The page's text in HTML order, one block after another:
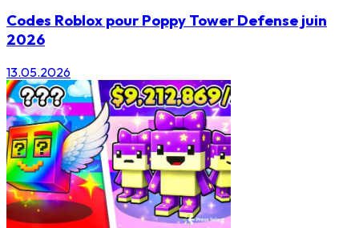
Codes Roblox pour Poppy Tower Defense juin
2026
13.05.2026